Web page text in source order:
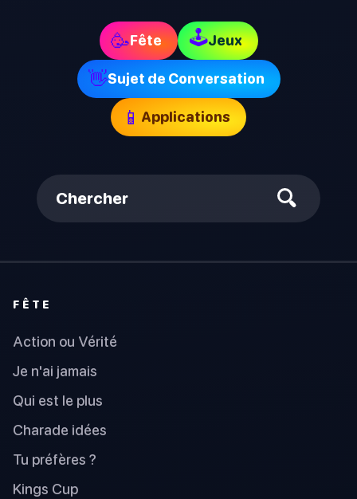
🥳Fête 🕹Jeux
👋Sujet de Conversation
📱 Applications
Chercher
FÊTE
Action ou Vérité
Je n'ai jamais
Qui est le plus
Charade idées
Tu préfères ?
Kings Cup